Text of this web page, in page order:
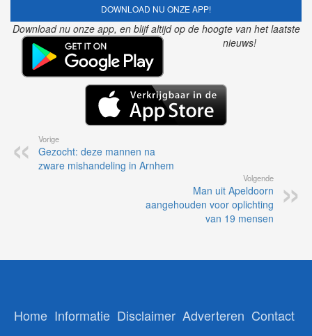
DOWNLOAD NU ONZE APP!
Download nu onze app, en blijf altijd op de hoogte van het laatste
nieuws!
Vorige
Gezocht: deze mannen na
zware mishandeling in Arnhem
Volgende
Man uit Apeldoorn
aangehouden voor oplichting
van 19 mensen
Home Informatie Disclaimer Adverteren Contact